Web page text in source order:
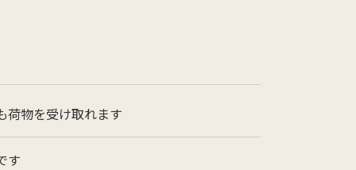
荷物を受け取れます
す